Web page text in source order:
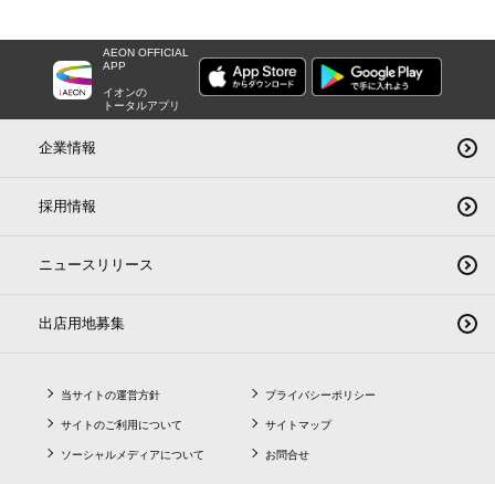
AEON OFFICIAL
APP
イオンの
トータルアプリ
企業情報
採用情報
ニュースリリース
出店用地募集
当サイトの運営方針
サイトのご利用について
ソーシャルメディアについて
プライバシーポリシー
サイトマップ
お問合せ